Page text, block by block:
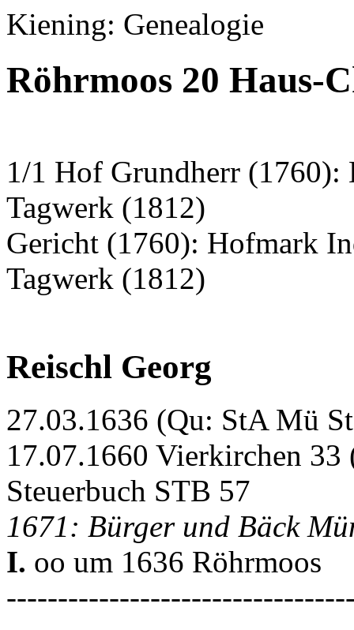
Kiening: Genealogie
Röhrmoos 20
1/1 Hof Grundherr
Tagwerk (1812)
Gericht (1760): Hofmark
Tagwerk (1812)
Reischl Georg
27.03.1636 (Qu: StA Mü
17.07.1660 Vierkirchen
Steuerbuch STB 57
1671: Bürger und Bäck
I. oo um 1636 Röhrmoos